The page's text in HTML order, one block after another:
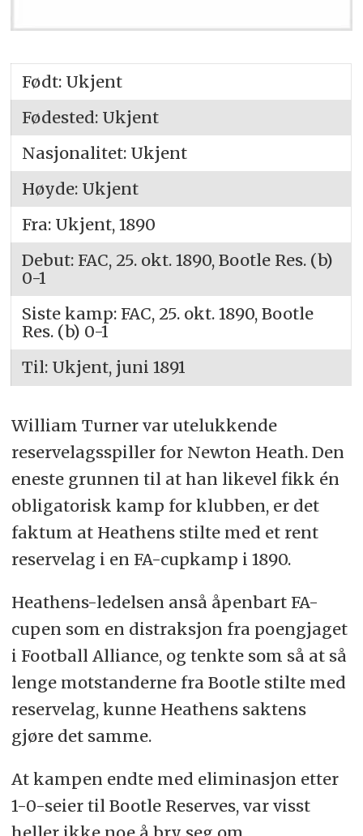
Født: Ukjent
Fødested: Ukjent
Nasjonalitet: Ukjent
Høyde: Ukjent
Fra: Ukjent, 1890
Debut: FAC, 25. okt. 1890, Bootle Res. (b)
0-1
Siste kamp: FAC, 25. okt. 1890, Bootle
Res. (b) 0-1
Til: Ukjent, juni 1891
William Turner var utelukkende
reservelagsspiller for Newton Heath. Den
eneste grunnen til at han likevel fikk én
obligatorisk kamp for klubben, er det
faktum at Heathens stilte med et rent
reservelag i en FA-cupkamp i 1890.
Heathens-ledelsen anså åpenbart FA-
cupen som en distraksjon fra poengjaget
i Football Alliance, og tenkte som så at så
lenge motstanderne fra Bootle stilte med
reservelag, kunne Heathens saktens
gjøre det samme.
At kampen endte med eliminasjon etter
1-0-seier til Bootle Reserves, var visst